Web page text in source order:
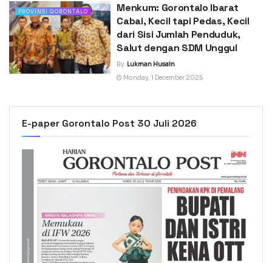
PROVINSI GORONTALO
Menkum: Gorontalo Ibarat
Cabai, Kecil tapi Pedas, Kecil
dari Sisi Jumlah Penduduk,
Salut dengan SDM Unggul
By Lukman Husain
Monday, 1 December 2025
E-paper Gorontalo Post 30 Juli 2026